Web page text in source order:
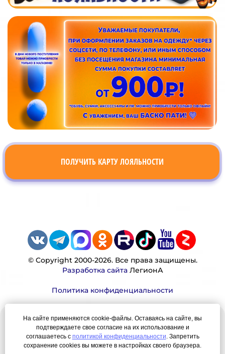
ПОЛУЧИТЬ КАРТУ ЛОЯЛЬНОСТИ
© Copyright 2000-2026. Все права защищены.
Разработка сайтаЛегионА
Политика конфиденциальности
Наша миссия:
Мы — честно, много, давно продаем вещи,
На сайте применяются cookie-файлы. Оставаясь на сайте, вы
подтверждаете свое согласие на их использование и
соглашаетесь с политикой конфиденциальности. Запретить
сохранение cookies вы можете в настройках своего браузера.